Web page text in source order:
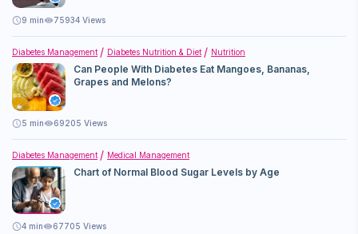
9 min 75934 Views
Diabetes Management Diabetes Nutrition & Diet Nutrition
Can People With Diabetes Eat Mangoes, Bananas,
Grapes and Melons?
5 min 69205 Views
Diabetes Management Medical Management
Chart of Normal Blood Sugar Levels by Age
4 min 67705 Views